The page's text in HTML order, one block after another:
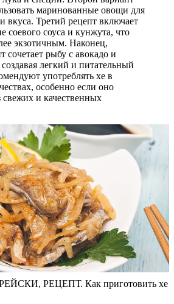
маринованные овощи для
вкуса. Третий рецепт включает
соевого соуса и кунжута, что
экзотичным. Наконец,
сочетает рыбу с авокадо и
легкий и питательный
употреблять хе в
особенно если оно
свежих и качественных
РЕЦЕПТ. Как приготовить хе